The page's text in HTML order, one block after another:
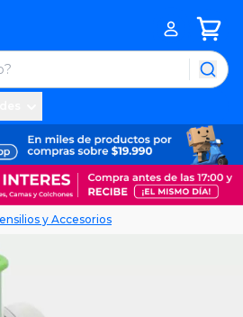
y Accesorios